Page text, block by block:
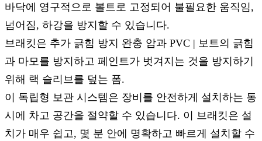
바닥에 영구적으로 볼트로 고정되어 불필요한 움직임,
넘어짐, 하강을 방지할 수 있습니다.
브래킷은 추가 긁힘 방지 완충 암과 PVC | 보트의 긁힘
과 마모를 방지하고 페인트가 벗겨지는 것을 방지하기
위해 랙 슬리브를 덮는 폼.
이 독립형 보관 시스템은 장비를 안전하게 설치하는 동
시에 차고 공간을 절약할 수 있습니다. 이 브래킷은 설
치가 매우 쉽고, 몇 분 안에 명확하고 빠르게 설치할 수